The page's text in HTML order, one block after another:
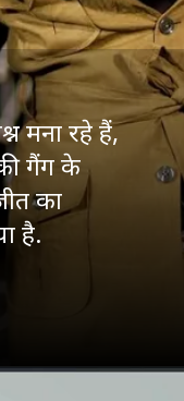
मना रहे हैं,
गैंग के
का
है.